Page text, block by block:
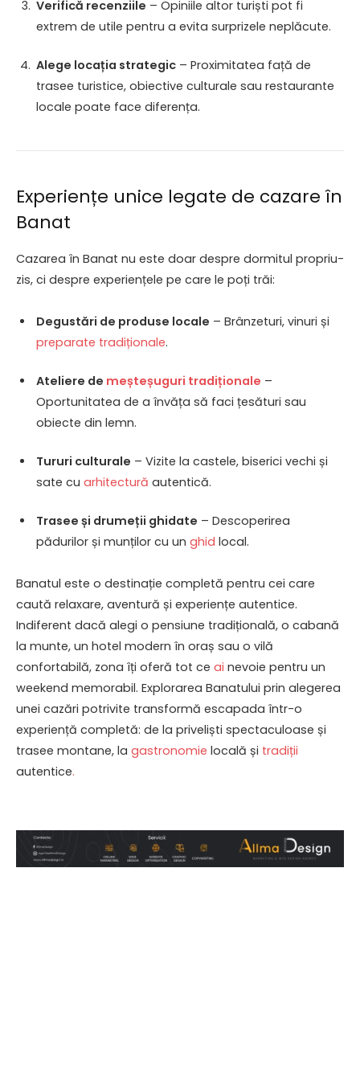
Verifică recenziile – Opiniile altor turiști pot fi
extrem de utile pentru a evita surprizele neplăcute.
Alege locația strategic – Proximitatea față de
trasee turistice, obiective culturale sau restaurante
locale poate face diferența.
Experiențe unice legate de cazare în
Banat
Cazarea în Banat nu este doar despre dormitul propriu-
zis, ci despre experiențele pe care le poți trăi:
Degustări de produse locale – Brânzeturi, vinuri și
preparate tradiționale.
Ateliere de meșteșuguri tradiționale –
Oportunitatea de a învăța să faci țesături sau
obiecte din lemn.
Tururi culturale – Vizite la castele, biserici vechi și
sate cu arhitectură autentică.
Trasee și drumeții ghidate – Descoperirea
pădurilor și munților cu un ghid local.
Banatul este o destinație completă pentru cei care
caută relaxare, aventură și experiențe autentice.
Indiferent dacă alegi o pensiune tradițională, o cabană
la munte, un hotel modern în oraș sau o vilă
confortabilă, zona îți oferă tot ce ai nevoie pentru un
weekend memorabil. Explorarea Banatului prin alegerea
unei cazări potrivite transformă escapada într-o
experiență completă: de la priveliști spectaculoase și
trasee montane, la gastronomie locală și tradiții
autentice.